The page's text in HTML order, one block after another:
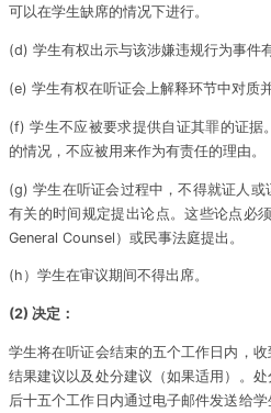
可以在学生缺席的情况下进行。
(d) 学生有权出示与该涉嫌违规行为事件
(e) 学生有权在听证会上解释环节中对质
(f) 学生不应被要求提供自证其罪的证据
的情况，不应被用来作为有责任的理由。
(g) 学生在听证会过程中，不得就证人
有关的时间规定提出论点。这些论点必
General Counsel）或民事法庭提出。
(h）学生在审议期间不得出席。
(2) 决定：
学生将在听证会结束的五个工作日内，
结果建议以及处分建议（如果适用）。
后十五个工作日内通过电子邮件发送给